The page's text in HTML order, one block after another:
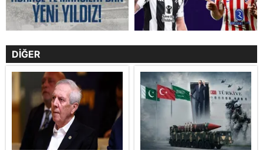
DİĞER